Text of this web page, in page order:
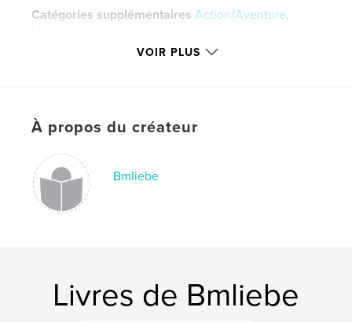
Catégories supplémentaires Action/Aventure,
Livres d'art et de photographie
Portrait standard, 20×25 cm
Date de publication: nov 24, 2019
LangueEnglish
Mots-clés
glimpsesintoheaven
VOIR PLUS
À propos du créateur
Bmliebe
Livres de Bmliebe